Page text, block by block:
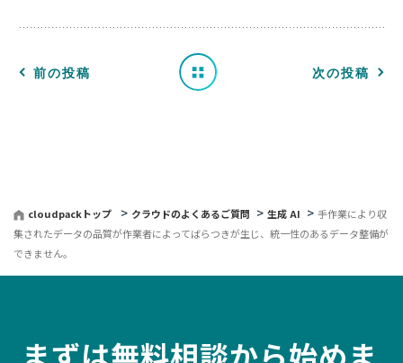
前の投稿
覧
へ 次の投稿
cloudpackトップ クラウドのよくあるご質問 生成 AI
手作業により収
集されたデータの品質が作業者によってばらつきが生じ、統一性のあるデータ整備が
できません。